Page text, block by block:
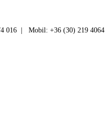
016 | Mobil: +36 (30) 219 4064